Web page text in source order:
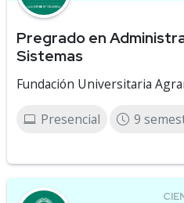
Pregrado en
Sistemas
Fundación Universitaria
Presencial 9